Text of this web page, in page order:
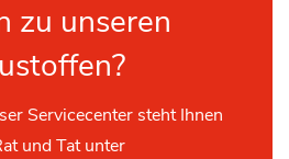
zu unseren
Servicecenter steht Ihnen
und Tat unter